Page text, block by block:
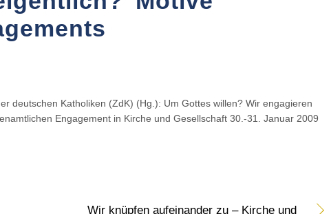
deutschen Katholiken (ZdK) (Hg.): Um Gottes willen? Wir engagieren
Engagement in Kirche und Gesellschaft 30.-31. Januar 2009
Wir knüpfen aufeinander zu – Kirche und